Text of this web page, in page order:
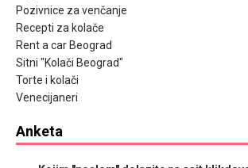
Pozivnice za venčanje
Recepti za kolače
Rent a car Beograd
Sitni "Kolači Beograd"
Torte i kolači
Venecijaneri
Anketa